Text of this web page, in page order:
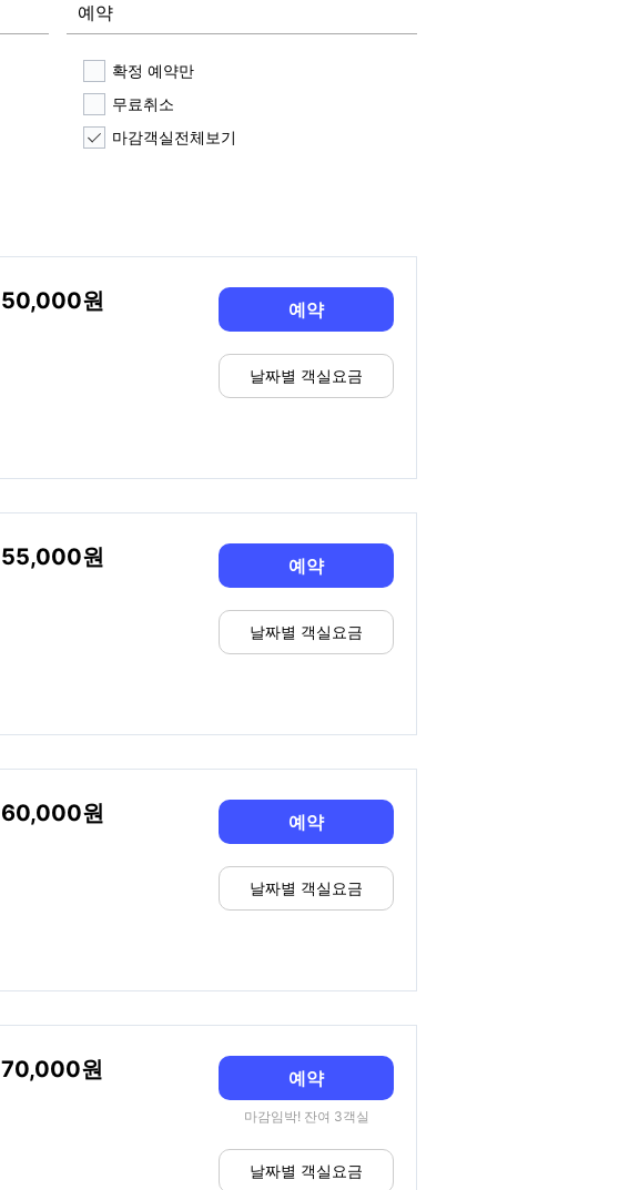
예약
확정 예약만
무료취소
마감객실전체보기
50,000 예약
날짜별 객실요금
55,000 예약
날짜별 객실요금
60,000 예약
날짜별 객실요금
70,000 예약
마감임박! 잔여 3객실
날짜별 객실요금